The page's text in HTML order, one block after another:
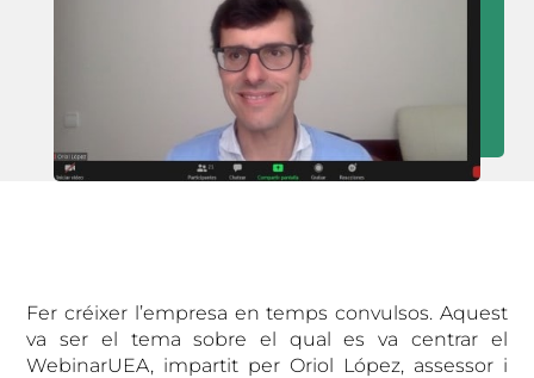
Fer créixer l’empresa en temps convulsos. Aquest
va ser el tema sobre el qual es va centrar el
WebinarUEA, impartit per Oriol López, assessor i